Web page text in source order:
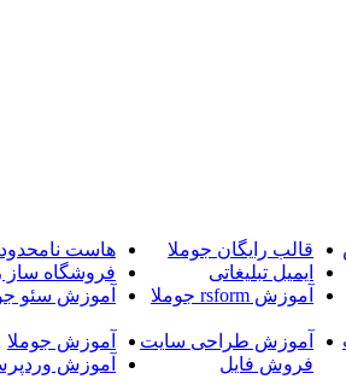
قالب رایگان جوملا هاست نامحدود
ایمیل تبلیغاتی فروشگاه ساز
آموزش rsform جوملا آموزش سئو
آموزش طراحی سایت
فروش فایل
آموزش جوملا
آموزش